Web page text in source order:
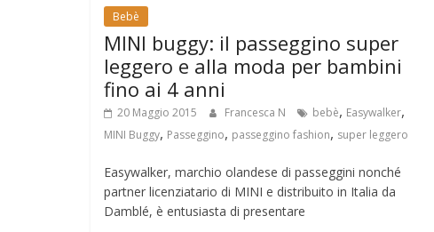
Bebè
MINI buggy: il passeggino super
leggero e alla moda per bambini
fino ai 4 anni
20 Maggio 2015 Francesca N bebè, Easywalker,
MINI Buggy, Passeggino, passeggino fashion, super leggero
Easywalker, marchio olandese di passeggini nonché
partner licenziatario di MINI e distribuito in Italia da
Damblé, è entusiasta di presentare